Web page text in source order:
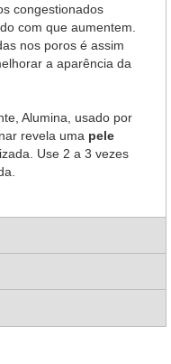
congestionados
com que aumentem.
nos poros é assim
a aparência da
Alumina, usado por
revela uma pele
Use 2 a 3 vezes